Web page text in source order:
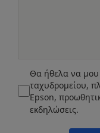
Θα ήθελα να μου
ταχυδρομείου,
Epson,
εκδηλώσεις.